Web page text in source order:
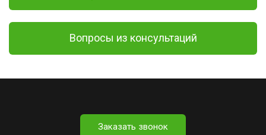
Вопросы из консультаций
Заказать звонок